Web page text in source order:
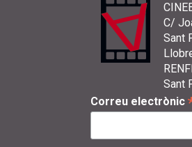
C/
Sant
Sant
Correu electrònic